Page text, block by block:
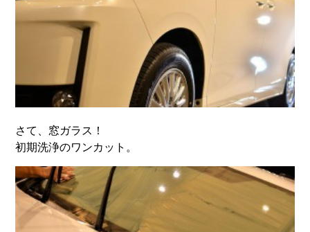
さて、窓ガラス！
初期洗浄のワンカット。